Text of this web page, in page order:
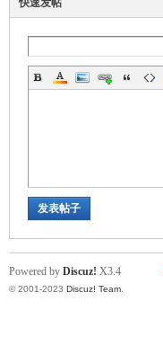
m.
快速发帖
发表帖子
Powered by Discuz! X3.4
© 2001-2023 Discuz! Team.